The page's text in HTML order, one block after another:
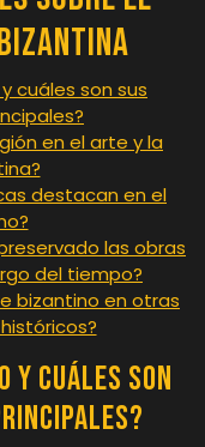
cuáles son sus
en el arte y la
destacan en el
las obras
del tiempo?
bizantino en otras
y cuáles son